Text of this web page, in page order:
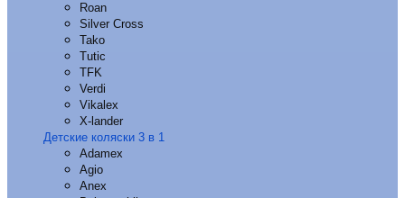
Roan
Silver Cross
Tako
Tutic
TFK
Verdi
Vikalex
X-lander
Детские коляски 3 в 1
Adamex
Agio
Anex